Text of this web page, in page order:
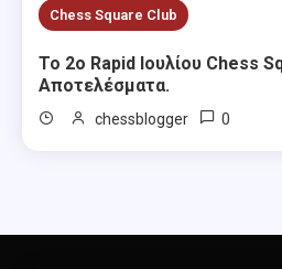
Chess Square Club
Το 2ο Rapid Ιουλίου Chess
Αποτελέσματα.
chessblogger 0